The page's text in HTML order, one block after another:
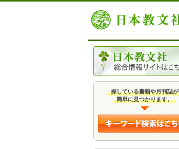
探している書籍や月刊誌が
簡単に見つかります。